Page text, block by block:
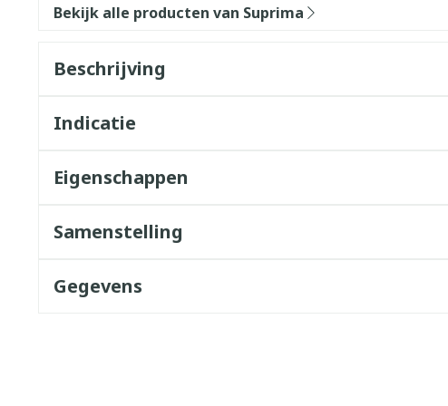
Bekijk alle producten van Suprima
Beschrijving
Indicatie
Eigenschappen
Samenstelling
Gegevens